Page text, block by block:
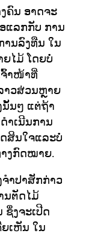
ຄົນ ອາດຈະ
ແລກກັບ ການ
ນລົງທືນ ໃນ
ໄມ້ ໂດຍບໍ່
ຈົ້າໜ້າທີ່
າວສ່ວນຫຼາຍ
ນັ້ນໆ ແຕ່ຖ້າ
ຳເນີນການ
ສິນໃຈແລະບໍ່
ງກົດໝາຍ.
ຳປາສັກກ່າວ
ນຕັດໄມ້
ງຈະເປີດ
ເຫັນ ໃນ